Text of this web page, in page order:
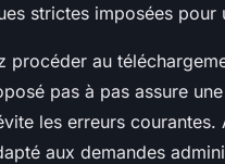
strictes imposées pour
procéder au
pas à pas assure
les erreurs
aux demandes